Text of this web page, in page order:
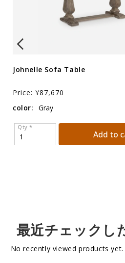
Johnelle Sofa Table
Price: ¥87,670
color:
Qty *
Add to
最近チェックし
No recently viewed products yet.